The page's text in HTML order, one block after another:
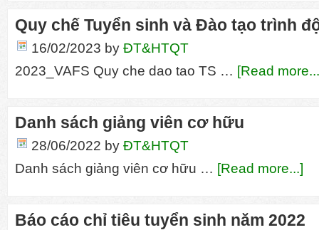
Quy chế Tuyển sinh và Đào tạo trình
16/02/2023 by ĐT&HTQT
2023_VAFS Quy che dao tao TS … [Read
Danh sách giảng viên cơ hữu
28/06/2022 by ĐT&HTQT
Danh sách giảng viên cơ hữu … [Read more...]
Báo cáo chỉ tiêu tuyển sinh năm 2022